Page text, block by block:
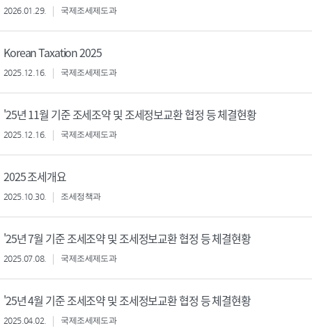
2026.01.29. 국제조세제도과
Korean Taxation 2025
2025.12.16. 국제조세제도과
'25년 11월 기준 조세조약 및 조세정보교환 협정 등 체결현황
2025.12.16. 국제조세제도과
2025 조세개요
2025.10.30. 조세정책과
'25년 7월 기준 조세조약 및 조세정보교환 협정 등 체결현황
2025.07.08. 국제조세제도과
'25년 4월 기준 조세조약 및 조세정보교환 협정 등 체결현황
2025.04.02. 국제조세제도과